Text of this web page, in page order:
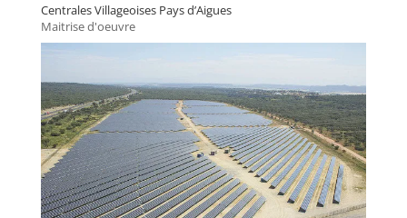
Centrales Villageoises Pays d’Aigues
Maitrise d'oeuvre